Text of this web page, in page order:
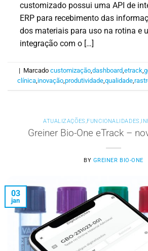
customizado possui uma API de
ERP para recebimento das
dos materiais para uso na rotina e
integração com o […]
| Marcadocustomização,dashboard,etrack,
clínica,inovação,produtividade,qualidade,
ATUALIZAÇÕES,FUNCIONALIDADES,
Greiner Bio-One eTrack –
BY GREINER BIO-ONE
03
jan